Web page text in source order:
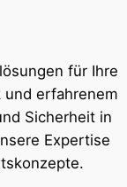
für Ihre
erfahrenem
Sicherheit in
Expertise